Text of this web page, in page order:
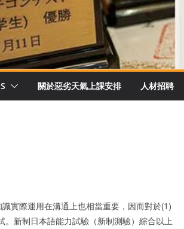
關於惡劣天氣上課安排 人材招聘
實際運用在溝通上也相當重要，因而對於(1)
。新制日本語能力試驗（新制測驗）綜合以上